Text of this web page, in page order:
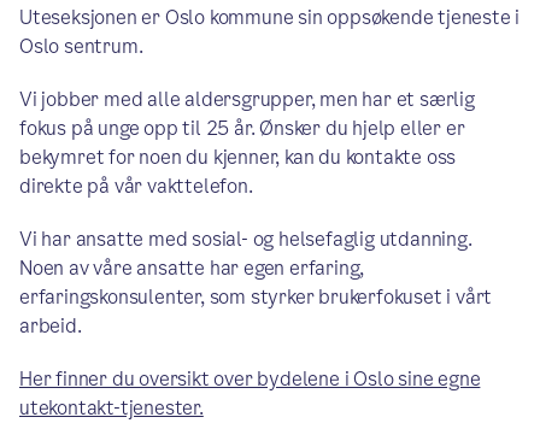
Uteseksjonen er Oslo kommune sin oppsøkende tjeneste i
Oslo sentrum.
Vi jobber med alle aldersgrupper, men har et særlig
fokus på unge opp til 25 år. Ønsker du hjelp eller er
bekymret for noen du kjenner, kan du kontakte oss
direkte på vår vakttelefon.
Vi har ansatte med sosial- og helsefaglig utdanning.
Noen av våre ansatte har egen erfaring,
erfaringskonsulenter, som styrker brukerfokuset i vårt
arbeid.
Her finner du oversikt over bydelene i Oslo sine egne
utekontakt-tjenester.